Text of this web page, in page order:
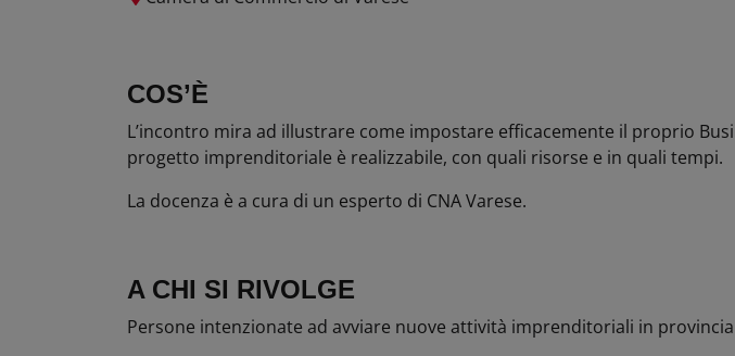
COS’È
L’incontro mira ad illustrare come impostare efficacemente il proprio
progetto imprenditoriale è realizzabile, con quali risorse e in quali tempi.
La docenza è a cura di un esperto di CNA Varese.
A CHI SI RIVOLGE
Persone intenzionate ad avviare nuove attività imprenditoriali in